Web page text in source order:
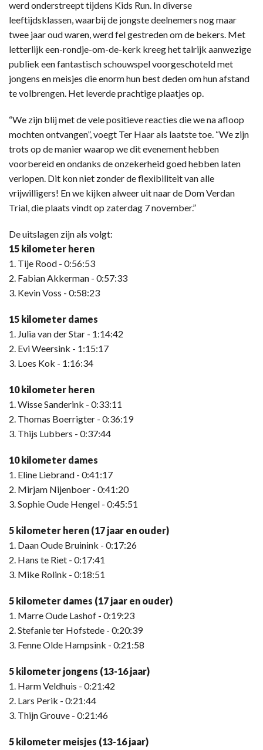
werd onderstreept tijdens Kids Run. In diverse
leeftijdsklassen, waarbij de jongste deelnemers nog maar
twee jaar oud waren, werd fel gestreden om de bekers. Met
letterlijk een-rondje-om-de-kerk kreeg het talrijk aanwezige
publiek een fantastisch schouwspel voorgeschoteld met
jongens en meisjes die enorm hun best deden om hun afstand
te volbrengen. Het leverde prachtige plaatjes op.
“We zijn blij met de vele positieve reacties die we na afloop
mochten ontvangen”, voegt Ter Haar als laatste toe. “We zijn
trots op de manier waarop we dit evenement hebben
voorbereid en ondanks de onzekerheid goed hebben laten
verlopen. Dit kon niet zonder de flexibiliteit van alle
vrijwilligers! En we kijken alweer uit naar de Dom Verdan
Trial, die plaats vindt op zaterdag 7 november.”
De uitslagen zijn als volgt:
15 kilometer heren
1. Tije Rood - 0:56:53
2. Fabian Akkerman - 0:57:33
3. Kevin Voss - 0:58:23
15 kilometer dames
1. Julia van der Star - 1:14:42
2. Evi Weersink - 1:15:17
3. Loes Kok - 1:16:34
10 kilometer heren
1. Wisse Sanderink - 0:33:11
2. Thomas Boerrigter - 0:36:19
3. Thijs Lubbers - 0:37:44
10 kilometer dames
1. Eline Liebrand - 0:41:17
2. Mirjam Nijenboer - 0:41:20
3. Sophie Oude Hengel - 0:45:51
5 kilometer heren (17 jaar en ouder)
1. Daan Oude Bruinink - 0:17:26
2. Hans te Riet - 0:17:41
3. Mike Rolink - 0:18:51
5 kilometer dames (17 jaar en ouder)
1. Marre Oude Lashof - 0:19:23
2. Stefanie ter Hofstede - 0:20:39
3. Fenne Olde Hampsink - 0:21:58
5 kilometer jongens (13-16 jaar)
1. Harm Veldhuis - 0:21:42
2. Lars Perik - 0:21:44
3. Thijn Grouve - 0:21:46
5 kilometer meisjes (13-16 jaar)